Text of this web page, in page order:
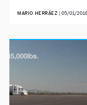
MARIO HERRÁEZ | 05/01/